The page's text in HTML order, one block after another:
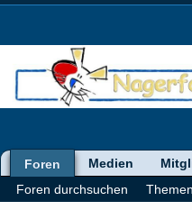
Foren
Foren durchsuchen
Medien